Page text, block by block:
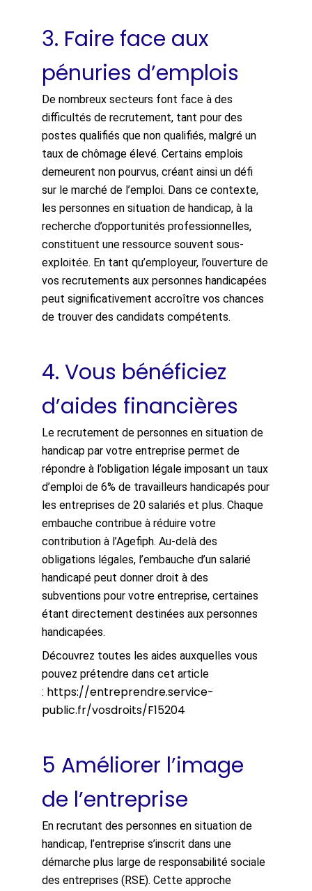
3. Faire face aux
pénuries d’emplois
De nombreux secteurs font face à des
difficultés de recrutement, tant pour des
postes qualifiés que non qualifiés, malgré un
taux de chômage élevé. Certains emplois
demeurent non pourvus, créant ainsi un défi
sur le marché de l’emploi. Dans ce contexte,
les personnes en situation de handicap, à la
recherche d’opportunités professionnelles,
constituent une ressource souvent sous-
exploitée. En tant qu’employeur, l’ouverture de
vos recrutements aux personnes handicapées
peut significativement accroître vos chances
de trouver des candidats compétents.
4. Vous bénéficiez
d’aides financières
Le recrutement de personnes en situation de
handicap par votre entreprise permet de
répondre à l’obligation légale imposant un taux
d’emploi de 6% de travailleurs handicapés pour
les entreprises de 20 salariés et plus. Chaque
embauche contribue à réduire votre
contribution à l’Agefiph. Au-delà des
obligations légales, l’embauche d’un salarié
handicapé peut donner droit à des
subventions pour votre entreprise, certaines
étant directement destinées aux personnes
handicapées.
Découvrez toutes les aides auxquelles vous
pouvez prétendre dans cet article
: https://entreprendre.service-
public.fr/vosdroits/F15204
5 Améliorer l’image
de l’entreprise
En recrutant des personnes en situation de
handicap, l’entreprise s’inscrit dans une
démarche plus large de responsabilité sociale
des entreprises (RSE). Cette approche